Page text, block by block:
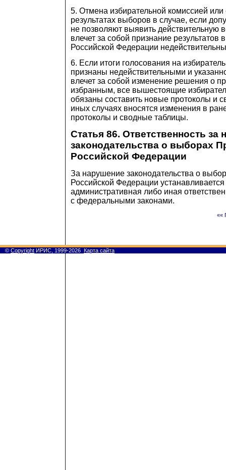
5. Отмена избирательной комиссией
результатах выборов в случае, если
не позволяют выявить действительную
влечет за собой признание
Российской Федерации
6. Если итоги голосования на
признаны недействительными и
влечет за собой изменение решения о
избранным, все вышестоящие
обязаны составить новые протоколы и
иных случаях вносятся изменения в
протоколы и сводные таблицы.
Статья 86. Ответственность за
законодательства о выборах
Российской Федерации
За нарушение законодательства о
Российской Федерации
административная либо иная
с федеральными законами.
««
© Copyright ИРИС, 1999-2026 Карта сайта